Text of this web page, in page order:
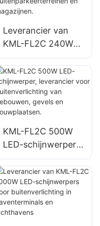
terreinen.
Leverancier van
KML-FL2C 240W
LED-schijnwerpers
voor
buitenparkeerterrei
nen en magazijnen.
KML-FL2C 500W
LED-schijnwerper,
leverancier voor
buitenverlichting
van gebouwen,
gevels en
bouwplaatsen.